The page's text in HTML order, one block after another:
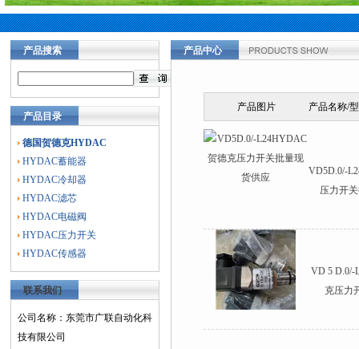
产品搜索
产品目录
德国贺德克HYDAC
HYDAC蓄能器
HYDAC冷却器
HYDAC滤芯
HYDAC电磁阀
HYDAC压力开关
HYDAC传感器
联系我们
公司名称：东莞市广联自动化科
技有限公司
产品中心
产品图片 产品名称/
VD5D.0/-
压力开
VD 5 D.0/-
克压力